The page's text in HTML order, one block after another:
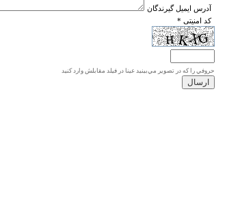
* آدرس ايميل گيرندگان
* کد امنیتی
حروفي را كه در تصوير مي‌بينيد عينا در فيلد مقابلش وارد كنيد